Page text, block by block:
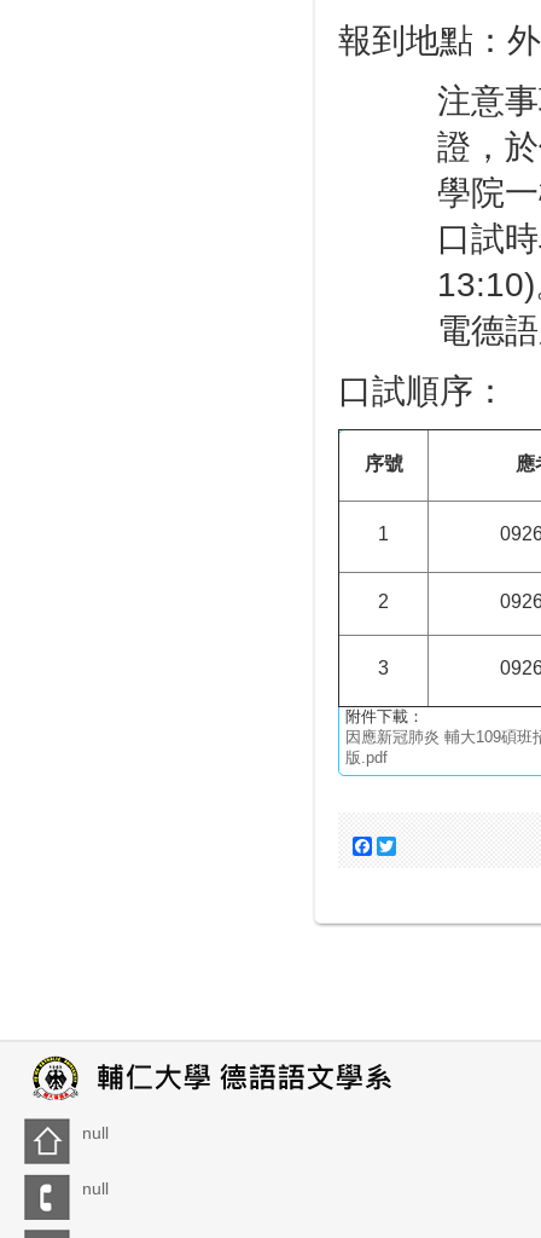
報到地點：
注意
證，
學院
口試
電德
口試順序：
序號 應
1
2
3
附件下載：
因應新冠肺炎 輔大109碩班
版.pdf
Facebook
null
null